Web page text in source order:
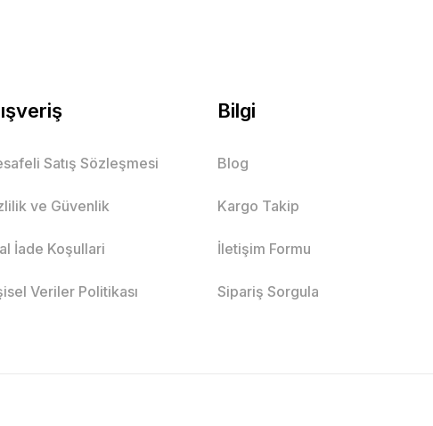
Satış Sözleşmesi
ve Güvenlik
İade Koşullari
Veriler Politikası
Bilgi
Blog
Kargo Takip
İletişim Formu
Sipariş Sorgula